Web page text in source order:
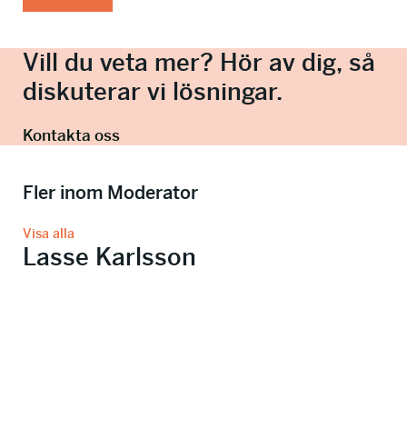
Vill du veta mer? Hör av dig, så
diskuterar vi lösningar.
Kontakta oss
Fler inom Moderator
Visa alla
Lasse Karlsson